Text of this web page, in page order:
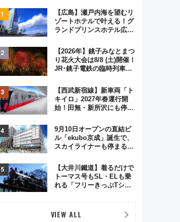
【広島】瀬戸内海を望むリ
ゾートホテルで叶える！グ
ランドプリンスホテル広島
ジュアルパーティープラン
【2026年】銚子みなとまつ
り花火大会は8/8 (土)開催！
JR･銚子電鉄の臨時列車や
く8,000発の大迫力＆屋台
を満喫
【西武新宿線】新車両「ト
キイロ」2027年春運行開
始！田無・新所沢にも停
弾」も
9月10日オープンの直結ビ
ル「ekubo京成」誕生で、
スカイライナーも停まる巨
変わる？ 全テナント情報も
公開！
【大井川鐵道】着るだけで
トーマス号もSL・ELも乗
れる「フリーきっぷTシャ
VIEW ALL